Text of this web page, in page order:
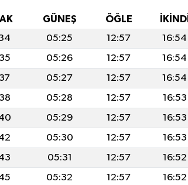
GÜNEŞ ÖĞLE İKINDI
05:25 12:57 16:54
05:26 12:57 16:54
05:27 12:57 16:54
05:28 12:57 16:53
05:29 12:57 16:53
05:30 12:57 16:53
05:31 12:57 16:52
05:32 12:57 16:52